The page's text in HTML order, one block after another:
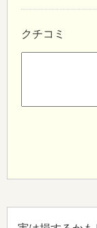
クチコミ